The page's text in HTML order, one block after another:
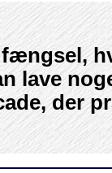
fængsel,
lave
der